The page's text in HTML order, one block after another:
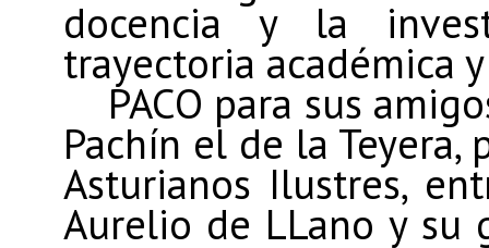
docencia y la
trayectoria académica
PACO para sus
Pachín el de la
Asturianos Ilustres,
Aurelio de LLano y su